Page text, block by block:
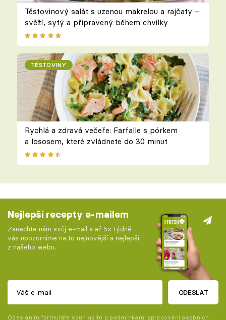
Těstovinový salát s uzenou makrelou a rajčaty –
svěží, sytý a připravený během chvilky
TĚSTOVINY
Rychlá a zdravá večeře: Farfalle s pórkem
a lososem, které zvládnete do 30 minut
Nejlepší recepty e-mailem
Zanechte nám svůj e-mail a až 5x týdně
vás upozorníme na to nejnovější a nejlepší
z našeho webu.
ODESLAT
Odesláním formuláře souhlasíte s podmínkami zpracování osobních